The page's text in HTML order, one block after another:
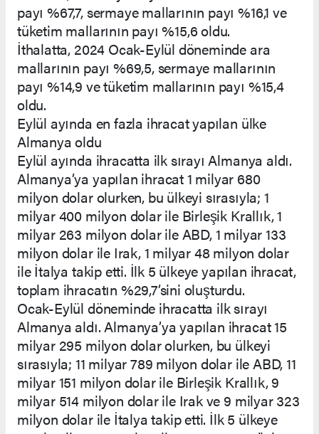
payı %67,7, sermaye mallarının payı %16,1 ve
tüketim mallarının payı %15,6 oldu.
İthalatta, 2024 Ocak-Eylül döneminde ara
mallarının payı %69,5, sermaye mallarının
payı %14,9 ve tüketim mallarının payı %15,4
oldu.
Eylül ayında en fazla ihracat yapılan ülke
Almanya oldu
Eylül ayında ihracatta ilk sırayı Almanya aldı.
Almanya’ya yapılan ihracat 1 milyar 680
milyon dolar olurken, bu ülkeyi sırasıyla; 1
milyar 400 milyon dolar ile Birleşik Krallık, 1
milyar 263 milyon dolar ile ABD, 1 milyar 133
milyon dolar ile Irak, 1 milyar 48 milyon dolar
ile İtalya takip etti. İlk 5 ülkeye yapılan ihracat,
toplam ihracatın %29,7’sini oluşturdu.
Ocak-Eylül döneminde ihracatta ilk sırayı
Almanya aldı. Almanya’ya yapılan ihracat 15
milyar 295 milyon dolar olurken, bu ülkeyi
sırasıyla; 11 milyar 789 milyon dolar ile ABD, 11
milyar 151 milyon dolar ile Birleşik Krallık, 9
milyar 514 milyon dolar ile Irak ve 9 milyar 323
milyon dolar ile İtalya takip etti. İlk 5 ülkeye